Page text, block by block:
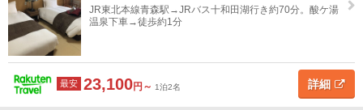
条
で
探
地図
を表示
八甲
田・
十和
田
湖・
JR東北本線青森駅→JRバス十和田湖行き約70分。酸ケ湯
温泉下車→徒歩約1分
最安 23,100円～ 1泊2名 詳細